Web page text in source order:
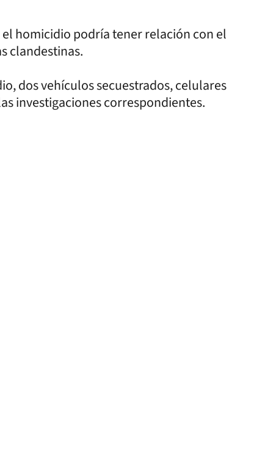
homicidio podría tener relación con el
clandestinas.
dos vehículos secuestrados, celulares
investigaciones correspondientes.